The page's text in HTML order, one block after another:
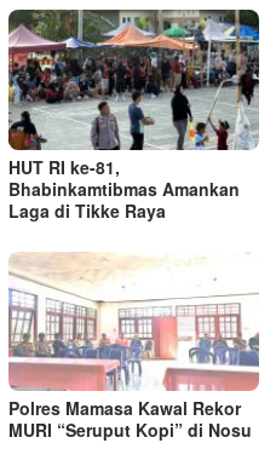
HUT RI ke-81,
Bhabinkamtibmas Amankan
Laga di Tikke Raya
Polres Mamasa Kawal Rekor
MURI “Seruput Kopi” di Nosu